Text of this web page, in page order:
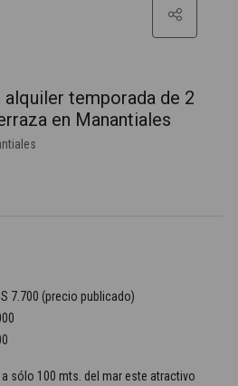
temporada de 2
en Manantiales
7.700 (precio publicado)
sólo 100 mts. del mar este atractivo